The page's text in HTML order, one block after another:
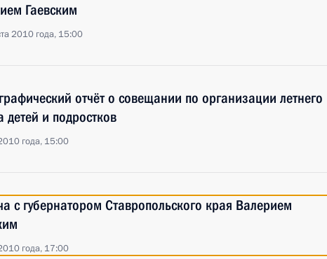
Гаевским
2010 года, 15:00
отчёт о совещании по организации летнего
детей и подростков
года, 15:00
с губернатором Ставропольского края Валерием
года, 17:00